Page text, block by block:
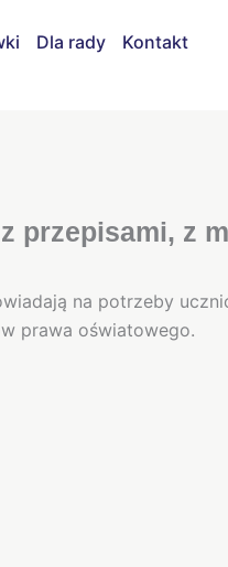
Dla rady
Kontakt
przepisami, z
na potrzeby
prawa oświatowego.